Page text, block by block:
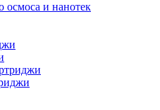
осмоса и нанотек